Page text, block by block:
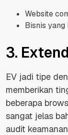
Website
Bisnis
3.
EV jadi tipe
memberikan
beberapa
sangat jelas
audit